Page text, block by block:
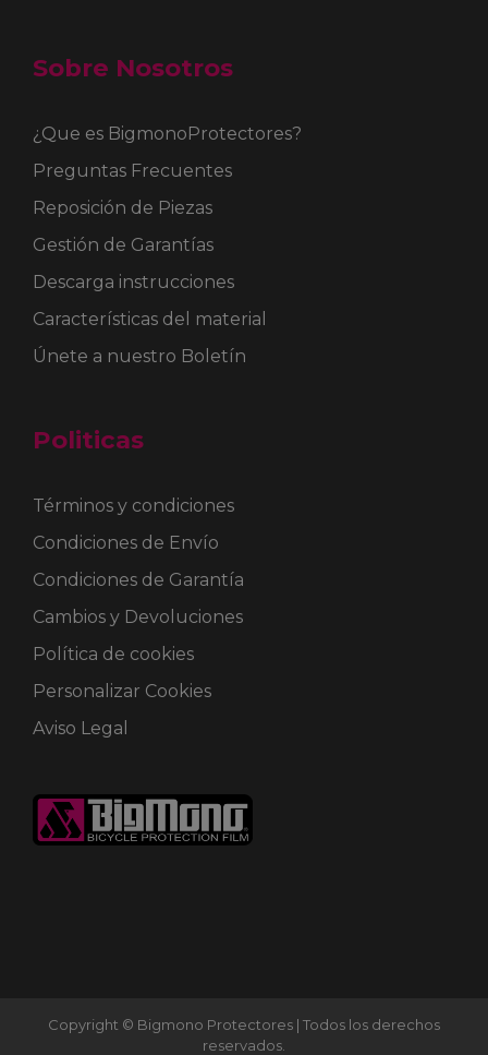
Sobre Nosotros
¿Que es BigmonoProtectores?
Preguntas Frecuentes
Reposición de Piezas
Gestión de Garantías
Descarga instrucciones
Características del material
Únete a nuestro Boletín
Politicas
Términos y condiciones
Condiciones de Envío
Condiciones de Garantía
Cambios y Devoluciones
Política de cookies
Personalizar Cookies
Aviso Legal
Copyright © Bigmono Protectores | Todos los derechos
reservados.